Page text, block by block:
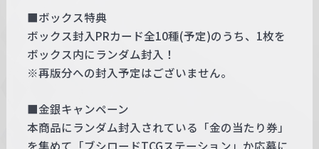
■ボックス特典
ボックス封入PRカード全10種(予定)のうち、1枚を
ボックス内にランダム封入！
※再版分への封入予定はございません。
■金銀キャンペーン
本商品にランダム封入されている「金の当たり券」
を集めて「ブシロードTCGステーション」か応募に